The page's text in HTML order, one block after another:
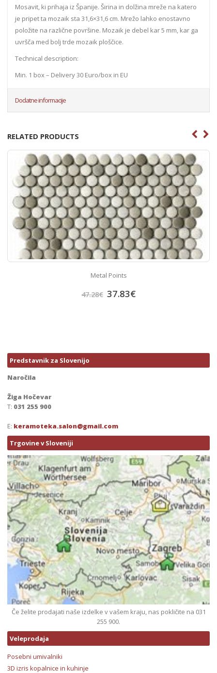
Mosavit, ki prihaja iz Španije. Širina in dolžina mreže na katero
je pripet ta mozaik sta 31,6×31,6 cm. Mrežo lahko enostavno
položite na različne površine. Mozaik je debel kar 5 mm, kar ga
uvršča med bolj trde mozaik ploščice.
Technical description:
Min. 1 box – Delivery 30 Euro/box in EU
Dodatne informacije
RELATED PRODUCTS
Metal Points
47.28€ 37.83€
Predstavnik za Slovenijo
Naročila
Žiga Hočevar
T: 031 255 900
E: keramoteka.salon@gmail.com
Trgovine v Sloveniji
Če želite prodajati naše izdelke v vašem kraju, nas pokličite na 031
255 900.
Veleprodaja
Posebni umivalniki
3D izris kopalnice in kuhinje